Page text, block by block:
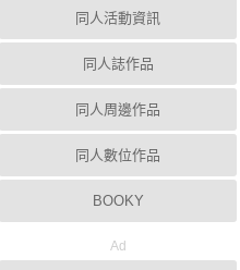
同人活動資訊
同人誌作品
同人周邊作品
同人數位作品
BOOKY
Ad